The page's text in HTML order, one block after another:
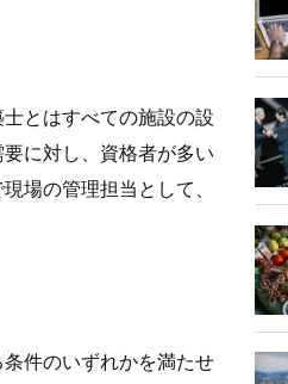
とはすべての施設の設
に対し、資格者が多い
場の管理担当として、
件のいずれかを満たせ